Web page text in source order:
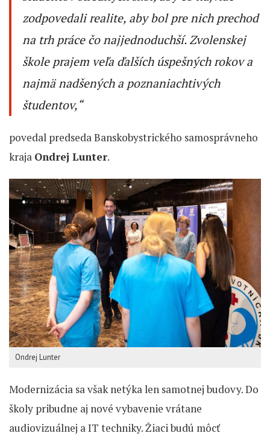
zodpovedali realite, aby bol pre nich prechod
na trh práce čo najjednoduchší. Zvolenskej
škole prajem veľa ďalších úspešných rokov a
najmä nadšených a poznaniachtivých
študentov,“
povedal predseda Banskobystrického samosprávneho
kraja Ondrej Lunter.
Ondrej Lunter
Modernizácia sa však netýka len samotnej budovy. Do
školy pribudne aj nové vybavenie vrátane
audiovizuálnej a IT techniky. Žiaci budú môcť